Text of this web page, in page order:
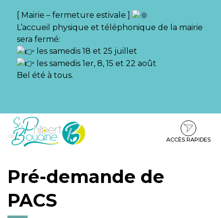
[ Mairie – fermeture estivale ]
L’accueil physique et téléphonique de la mairie
sera fermé:
les samedis 18 et 25 juillet
les samedis 1er, 8, 15 et 22 août
Bel été à tous.
Aller
Aller
contenu
Aller
pied
ACCÈS RAPIDES
Pré-demande de
PACS